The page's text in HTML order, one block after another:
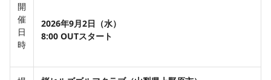
開
催
日
時
2026年9月2日（水）
8:00 OUTスタート